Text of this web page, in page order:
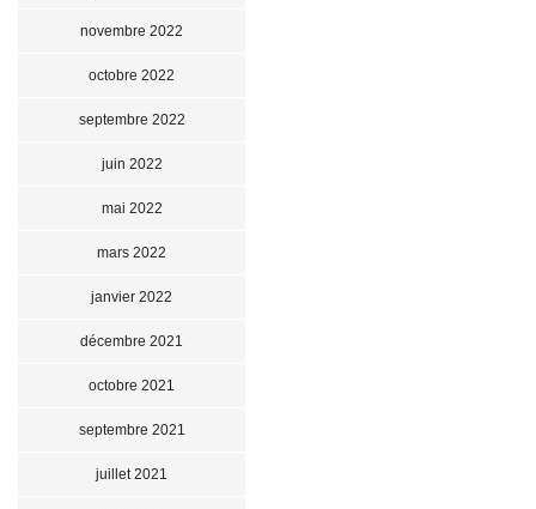
novembre 2022
octobre 2022
septembre 2022
juin 2022
mai 2022
mars 2022
janvier 2022
décembre 2021
octobre 2021
septembre 2021
juillet 2021